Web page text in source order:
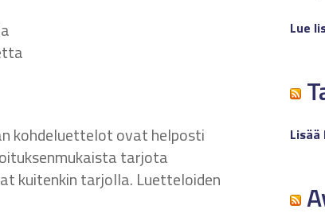
kohdeluettelot ovat helposti
tarjota
kuitenkin tarjolla. Luetteloiden
Lue